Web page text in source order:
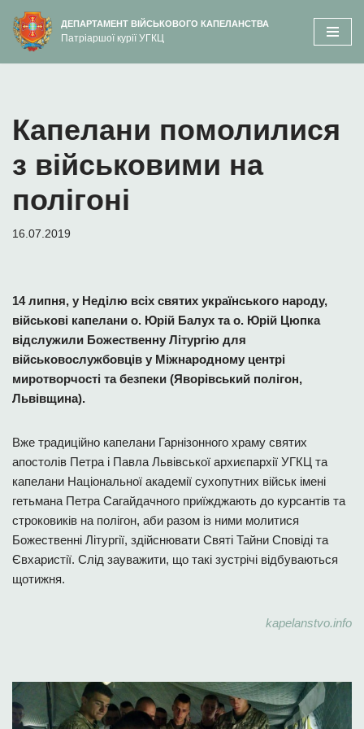
вмісту
Перейти
до
ДЕПАРТАМЕНТ ВІЙСЬКОВОГО КАПЕЛАНСТВА
Патріаршої курії УГКЦ
Капелани помолилися
з військовими на
полігоні
16.07.2019
14 липня, у Неділю всіх святих українського народу,
військові капелани о. Юрій Балух та о. Юрій Цюпка
відслужили Божественну Літургію для
військовослужбовців у Міжнародному центрі
миротворчості та безпеки (Яворівський полігон,
Львівщина).
Вже традиційно капелани Гарнізонного храму святих
апостолів Петра і Павла Львівської архиєпархії УГКЦ та
капелани Національної академії сухопутних військ імені
гетьмана Петра Сагайдачного приїжджають до курсантів та
строковиків на полігон, аби разом із ними молитися
Божественні Літургії, здійснювати Святі Тайни Сповіді та
Євхаристії. Слід зауважити, що такі зустрічі відбуваються
щотижня.
kapelanstvo.info